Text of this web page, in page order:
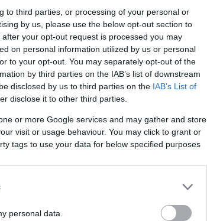
to third parties, or processing of your personal or
by us, please use the below opt-out section to
your opt-out request is processed you may
on personal information utilized by us or personal
to your opt-out. You may separately opt-out of the
by third parties on the IAB’s list of downstream
disclosed by us to third parties on the IAB’s List of
disclose it to other third parties.
or more Google services and may gather and store
visit or usage behaviour. You may click to grant or
tags to use your data for below specified purposes
personal data.
más a